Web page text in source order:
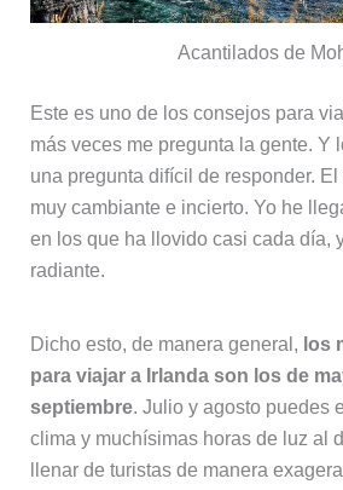
Acantilados de
Este es uno de los consejos para
más veces me pregunta la gente. Y
una pregunta difícil de responder.
muy cambiante e incierto. Yo he
en los que ha llovido casi cada día,
radiante.
Dicho esto, de manera general, los
para viajar a Irlanda son los de
septiembre. Julio y agosto puedes
clima y muchísimas horas de luz al
llenar de turistas de manera